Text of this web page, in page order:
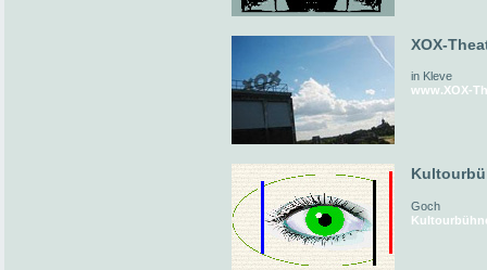
XOX-
in Kleve
www.XOX-
Goch